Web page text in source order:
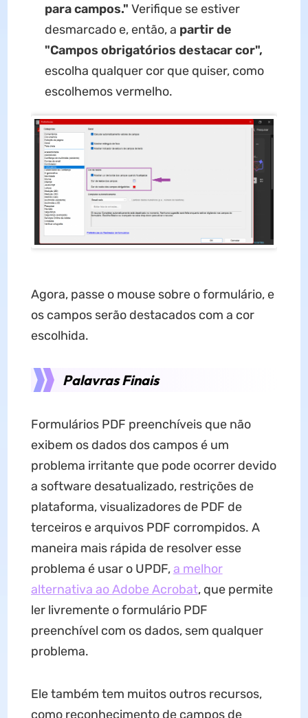
para campos." Verifique se estiver
desmarcado e, então, a partir de
"Campos obrigatórios destacar cor",
escolha qualquer cor que quiser, como
escolhemos vermelho.
Agora, passe o mouse sobre o formulário, e
os campos serão destacados com a cor
escolhida.
Palavras Finais
Formulários PDF preenchíveis que não
exibem os dados dos campos é um
problema irritante que pode ocorrer devido
a software desatualizado, restrições de
plataforma, visualizadores de PDF de
terceiros e arquivos PDF corrompidos. A
maneira mais rápida de resolver esse
problema é usar o UPDF,a melhor
alternativa ao Adobe Acrobat, que permite
ler livremente o formulário PDF
preenchível com os dados, sem qualquer
problema.
Ele também tem muitos outros recursos,
como reconhecimento de campos de